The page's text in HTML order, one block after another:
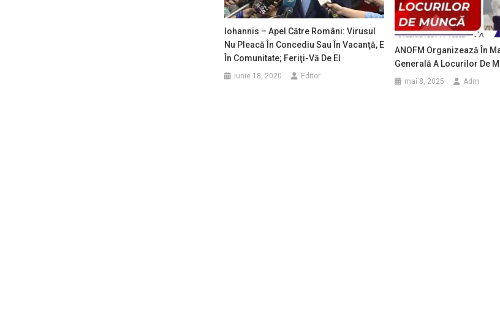
Iohannis – Apel Către Români: Virusul
Nu Pleacă În Concediu Sau În Vacanţă, E
În Comunitate; Feriţi-Vă De El
iunie 18, 2020 Editor
ANOFM Organizează În
Generală A Locurilor De
mai 8, 2025 Adm